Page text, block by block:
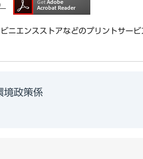
ニエンスストアなどのプリントサー
境政策係